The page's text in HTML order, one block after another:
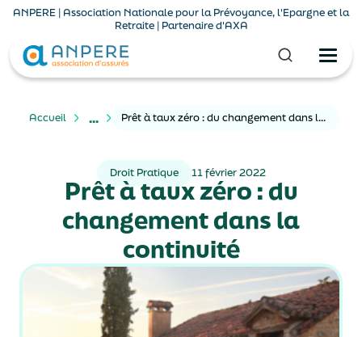
ANPERE | Association Nationale pour la Prévoyance, l'Epargne et la
Retraite | Partenaire d'AXA
Accueil ... Prêt à taux zéro : du changement dans la continuité
Droit Pratique 11 février 2022
Prêt à taux zéro : du
changement dans la
continuité